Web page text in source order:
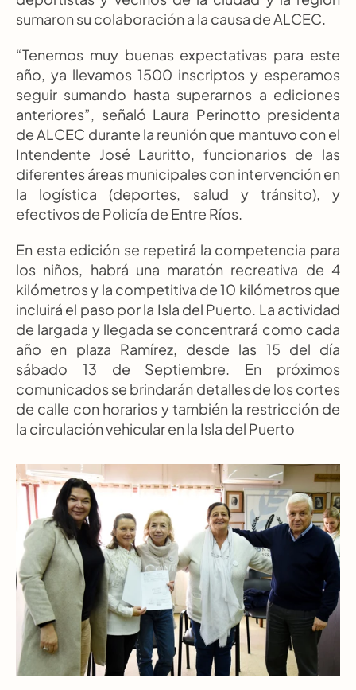
sumaron su colaboración a la causa de ALCEC.
“Tenemos muy buenas expectativas para este
año, ya llevamos 1500 inscriptos y esperamos
seguir sumando hasta superarnos a ediciones
anteriores”, señaló Laura Perinotto presidenta
de ALCEC durante la reunión que mantuvo con el
Intendente José Lauritto, funcionarios de las
diferentes áreas municipales con intervención en
la logística (deportes, salud y tránsito), y
efectivos de Policía de Entre Ríos.
En esta edición se repetirá la competencia para
los niños, habrá una maratón recreativa de 4
kilómetros y la competitiva de 10 kilómetros que
incluirá el paso por la Isla del Puerto. La actividad
de largada y llegada se concentrará como cada
año en plaza Ramírez, desde las 15 del día
sábado 13 de Septiembre. En próximos
comunicados se brindarán detalles de los cortes
de calle con horarios y también la restricción de
la circulación vehicular en la Isla del Puerto